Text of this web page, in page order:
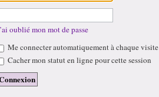
oublié mon mot de passe
Me connecter automatiquement à chaque visite
Cacher mon statut en ligne pour cette session